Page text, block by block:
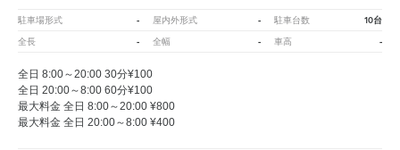
駐車場形式 - 屋内外形式 - 駐車台数 10台
全長 - 全幅 - 車高 -
全日 8:00～20:00 30分¥100
全日 20:00～8:00 60分¥100
最大料金 全日 8:00～20:00 ¥800
最大料金 全日 20:00～8:00 ¥400